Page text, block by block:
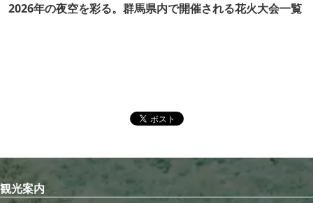
2026年の夜空を彩る。群馬県内で開催される花火大会一覧
観光案内